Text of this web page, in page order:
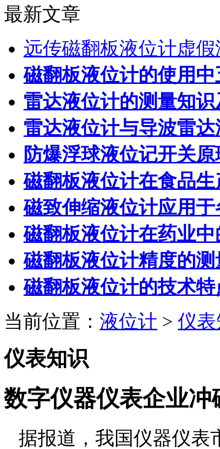
最新文章
远传磁翻板液位计虚
磁翻板液位计的使用
雷达液位计的测量知
雷达液位计与导波雷
防爆浮球液位记开关
磁翻板液位计在食品
磁致伸缩液位计应用
磁翻板液位计在药业
磁翻板液位计精度的
磁翻板液位计的技术
当前位置： 液位计 > 仪
仪表知识
数字仪器仪表企业
据报道，我国仪器仪表